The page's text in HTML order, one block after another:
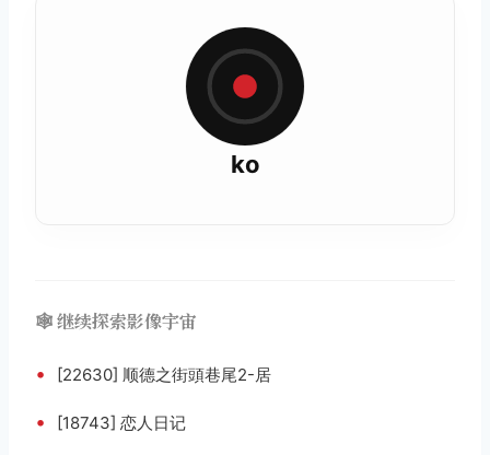
ko
🕸️ 继续探索影像宇宙
• [22630] 顺德之街頭巷尾2-居
• [18743] 恋人日记